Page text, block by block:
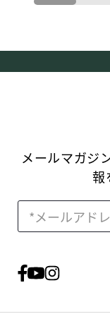
メールマガジ
報